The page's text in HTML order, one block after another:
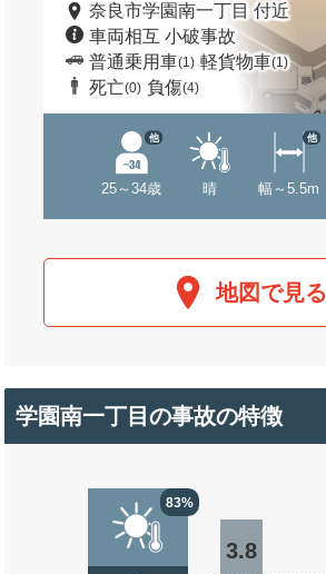
奈良市学園南一丁目 付近
車両相互 小破事故
普通乗用車(1) 軽貨物車(1)
死亡(0) 負傷(4)
25～34歳
他
晴 幅～5.5m
他
地図で見る
学園南一丁目の事故の特徴
83%
3.8